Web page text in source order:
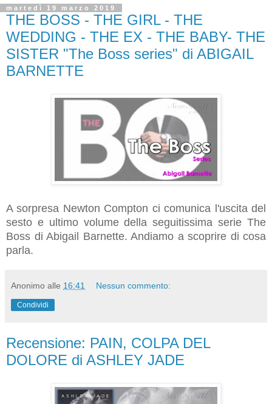
martedì 19 marzo 2019
THE BOSS - THE GIRL - THE
WEDDING - THE EX - THE BABY- THE
SISTER "The Boss series" di ABIGAIL
BARNETTE
A sorpresa Newton Compton ci comunica l'uscita del
sesto e ultimo volume della seguitissima serie The
Boss di Abigail Barnette. Andiamo a scoprire di cosa
parla.
Anonimo alle 16:41 Nessun commento:
Condividi
Recensione: PAIN, COLPA DEL
DOLORE di ASHLEY JADE